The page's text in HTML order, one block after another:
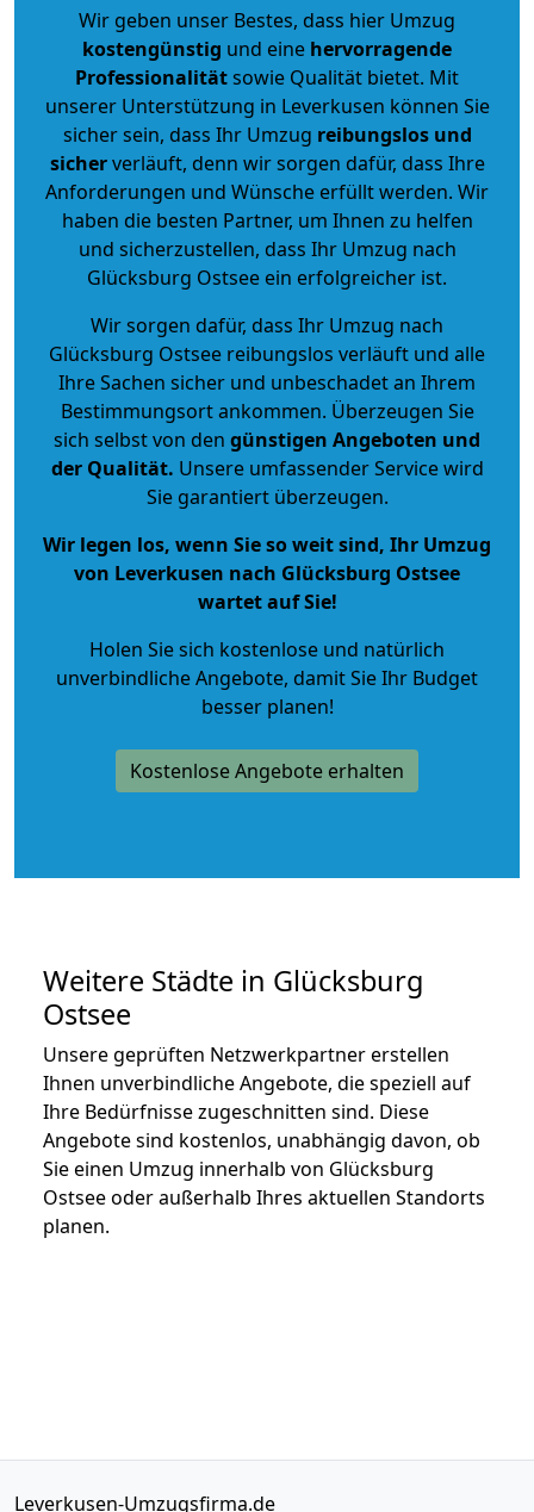
Wir geben unser Bestes, dass hier Umzug
kostengünstig und eine hervorragende
Professionalitätsowie Qualität bietet. Mit
unserer Unterstützung in Leverkusen können Sie
sicher sein, dass Ihr Umzug reibungslos und
sicherverläuft, denn wir sorgen dafür, dass Ihre
Anforderungen und Wünsche erfüllt werden. Wir
haben die besten Partner, um Ihnen zu helfen
und sicherzustellen, dass Ihr Umzug nach
Glücksburg Ostsee ein erfolgreicher ist.
Wir sorgen dafür, dass Ihr Umzug nach
Glücksburg Ostsee reibungslos verläuft und alle
Ihre Sachen sicher und unbeschadet an Ihrem
Bestimmungsort ankommen. Überzeugen Sie
sich selbst von den günstigen Angeboten und
der Qualität. Unsere umfassender Service wird
Sie garantiert überzeugen.
Wir legen los, wenn Sie so weit sind, Ihr Umzug
von Leverkusen nach Glücksburg Ostsee
wartet auf Sie!
Holen Sie sich kostenlose und natürlich
unverbindliche Angebote, damit Sie Ihr Budget
besser planen!
Kostenlose Angebote erhalten
Weitere Städte in Glücksburg
Ostsee
Unsere geprüften Netzwerkpartner erstellen
Ihnen unverbindliche Angebote, die speziell auf
Ihre Bedürfnisse zugeschnitten sind. Diese
Angebote sind kostenlos, unabhängig davon, ob
Sie einen Umzug innerhalb von Glücksburg
Ostsee oder außerhalb Ihres aktuellen Standorts
planen.
Leverkusen-Umzugsfirma.de